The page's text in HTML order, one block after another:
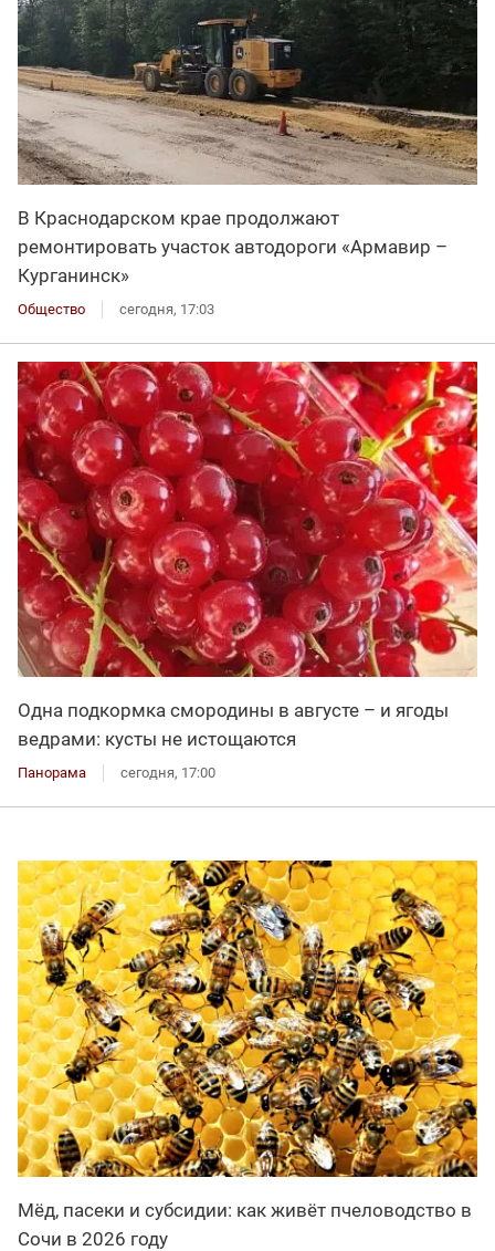
В Краснодарском крае продолжают
ремонтировать участок автодороги «Армавир –
Курганинск»
Общество сегодня, 17:03
Одна подкормка смородины в августе – и ягоды
ведрами: кусты не истощаются
Панорама сегодня, 17:00
Мёд, пасеки и субсидии: как живёт пчеловодство в
Сочи в 2026 году